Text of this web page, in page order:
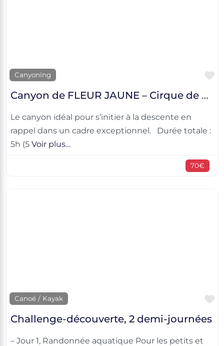
Canyoning
Canyon de FLEUR JAUNE – Cirque de Cilaos
Le canyon idéal pour s’initier à la descente en
rappel dans un cadre exceptionnel. Durée totale :
5h (5 Voir plus…
70€
Canoë / Kayak
Challenge-découverte, 2 demi-journées
– Jour 1, Randonnée aquatique Pour les petits et